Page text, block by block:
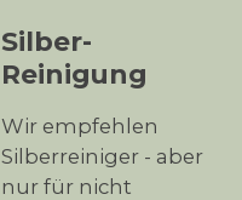
Silber-
Reinigung
Wir empfehlen
Silberreiniger - aber
nur für nicht